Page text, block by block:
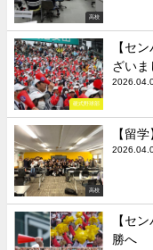
高校
硬式野球部
【セ
ざいま
高校
【留
【セ
勝へ